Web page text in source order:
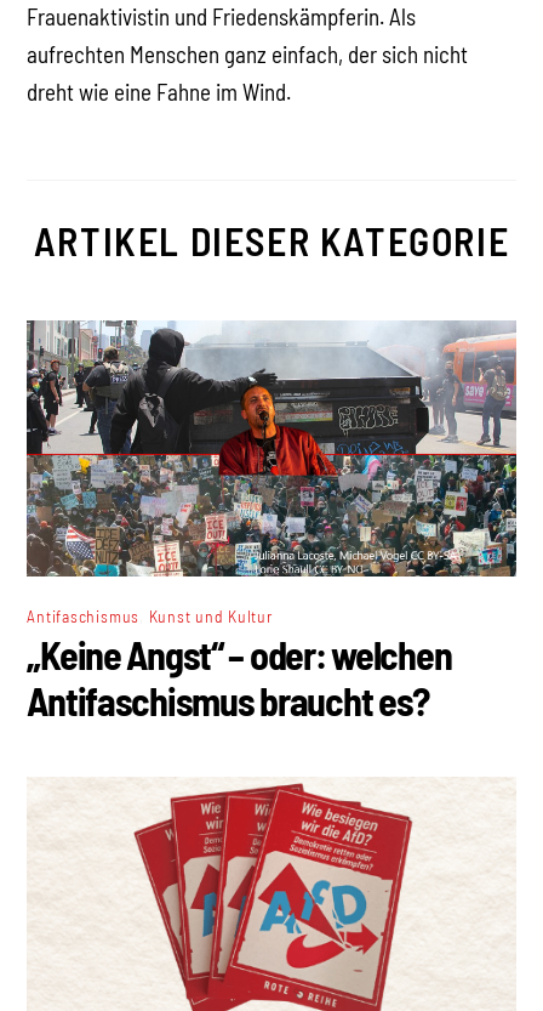
Frauenaktivistin und Friedenskämpferin. Als
aufrechten Menschen ganz einfach, der sich nicht
dreht wie eine Fahne im Wind.
ARTIKEL DIESER KATEGORIE
Antifaschismus Kunst und Kultur
„Keine Angst“ – oder: welchen
Antifaschismus braucht es?